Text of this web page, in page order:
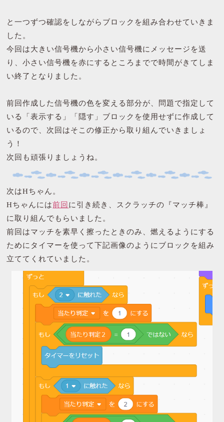
と一つずつ確認をしながらブロックを組み合わせていきま
した。
今回は大きい信号機から小さい信号機にメッセージを送
り、小さい信号機を赤にするところまでで時間がきてしま
い終了となりました。
前回作成した信号機の色を変える部分が、問題で指定して
いる「表示する」「隠す」ブロックを使用せずに作成して
いるので、次回はそこの修正から取り組んでいきましょ
う！
次回も頑張りましょうね。
次はHちゃん。
Hちゃんには前回 に引き続き、スクラッチの『マッチ棒』
に取り組んでもらいました。
前回はマッチを素早く擦ったときのみ、燃えるようにする
ためにタイマーを使って下記画像のようにブロックを組み
立ててくれていました。